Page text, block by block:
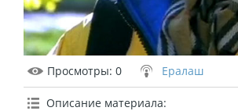
Просмотры: 0 Ералаш
Описание материала: